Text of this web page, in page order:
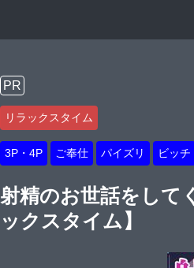
PR
リラックスタイム
3P・4P ご奉仕 パイズリ ビッチ
射精のお世話をして
ックスタイム】